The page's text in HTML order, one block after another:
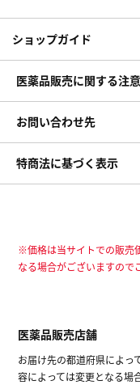
ショップガイド
医薬品販売に関する注
お問い合わせ先
特商法に基づく表示
※価格は当サイトでの販売
なる場合がございますので
医薬品販売店舗
お届け先の都道府県によっ
容によっては変更となる場